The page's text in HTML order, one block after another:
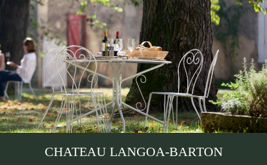
CHATEAU LANGOA-BARTON